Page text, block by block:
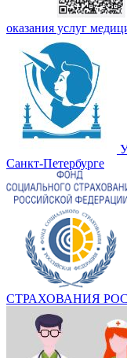
оказания услуг
Санкт-Петербурге
СТРАХОВАНИЯ